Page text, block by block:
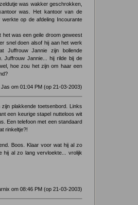
was wakker geschrokken,
was. Het kantoor van de
op de afdeling Incourante
het was een geile droom geweest
snel doen alsof hij aan het werk
Juffrouw Jannie zijn bollende
Juffrouw Jannie... hij rilde bij de
hoe zou het zijn om haar een
om 01:04 PM (op 21-03-2003)
plakkende toetsenbord. Links
een keurige stapel nutteloos wit
Een telefoon met een standaard
rinkeltje?!
Boos. Klaar voor wat hij al zo
hij al zo lang vervloekte... vrolijk
om 08:46 PM (op 21-03-2003)